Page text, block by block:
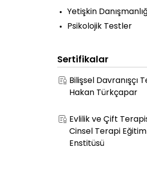
Yetişkin
Psikolojik Testler
Sertifikalar
Bilişsel Davranışçı
Hakan Türkçapar
Evlilik ve Çift
Cinsel Terapi
Enstitüsü